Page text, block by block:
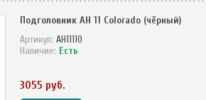
Подголовник AH 11 Colorado (чёрный)
Артикул: AH11110
Наличие: Есть
3055 руб.